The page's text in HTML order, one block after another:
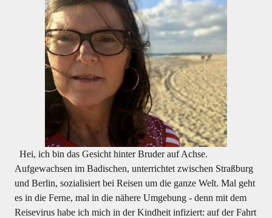
Hei, ich bin das Gesicht hinter Bruder auf Achse.
Aufgewachsen im Badischen, unterrichtet zwischen Straßburg
und Berlin, sozialisiert bei Reisen um die ganze Welt. Mal geht
es in die Ferne, mal in die nähere Umgebung - denn mit dem
Reisevirus habe ich mich in der Kindheit infiziert: auf der Fahrt